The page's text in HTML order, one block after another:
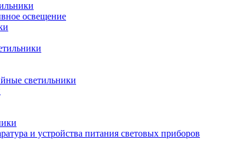
освещение
светильники
и устройства питания световых приборов